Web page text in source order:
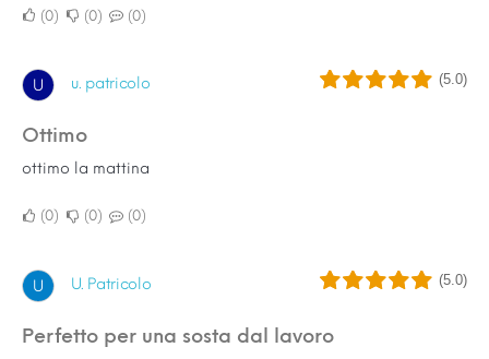
0 0 0
U u. patricolo (5.0)
ottimo
ottimo la mattina
0 0 0
U U. Patricolo (5.0)
perfetto per una sosta dal lavoro